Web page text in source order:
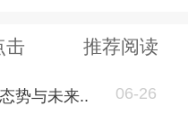
击 推荐阅读
势与未来.. 06-26